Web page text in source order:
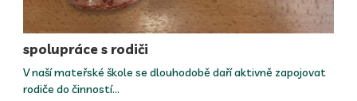
spolupráce s rodiči
V naší mateřské škole se dlouhodobě daří aktivně zapojovat
rodiče do činností…